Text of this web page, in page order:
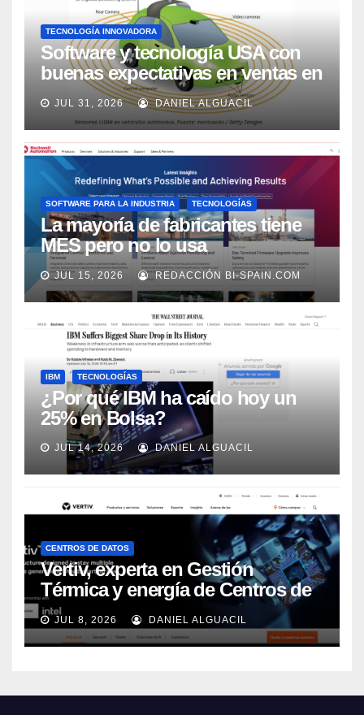
TECNOLOGÍA INNOVADORA
Software y tecnología USA con
buenas expectativas en ventas en
los próximos 2 años, según
Market Watch
JUL 31, 2026 DANIEL ALGUACIL
SOFTWARE PARA LA INDUSTRIA TECNOLOGÍAS
La mayoría de fabricantes tiene
MES pero no lo usa
adecuadamente, según Rockwell
Automation
JUL 15, 2026 REDACCIÓN BI-SPAIN.COM
IBM TECNOLOGÍAS
¿Por qué IBM ha caído hoy un
25% en Bolsa?
JUL 14, 2026 DANIEL ALGUACIL
CENTROS DE DATOS
Vertiv, experta en Gestión
Térmica y energía de Centros de
Datos, sigue su crecimiento
imparable
JUL 8, 2026 DANIEL ALGUACIL